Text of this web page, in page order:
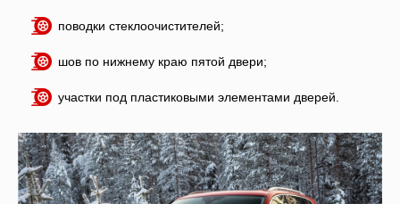
поводки стеклоочистителей;
шов по нижнему краю пятой двери;
участки под пластиковыми элементами дверей.